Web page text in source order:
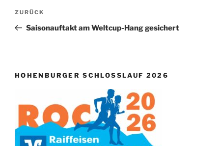
Beitragsnavigation
Vorheriger
Beitrag
ZURÜCK
Saisonauftakt am Weltcup-Hang gesichert
HOHENBURGER SCHLOSSLAUF 2026